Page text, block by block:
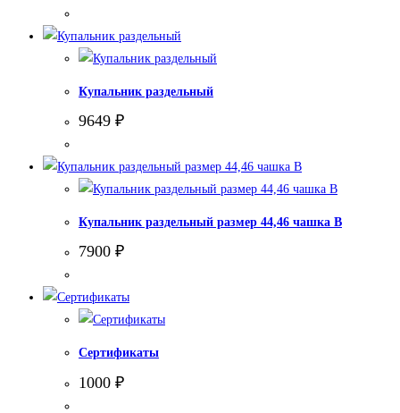
Купальник раздельный
9649 ₽
Купальник раздельный размер 44,46 чашка В
7900 ₽
Сертификаты
1000 ₽